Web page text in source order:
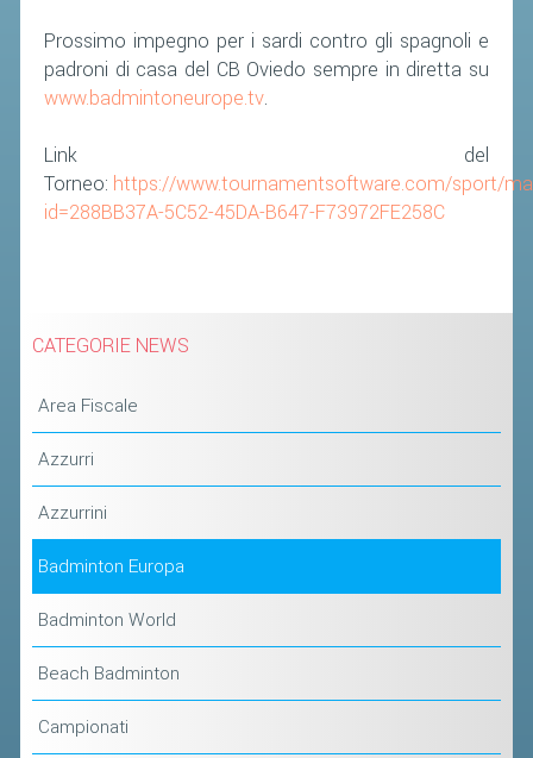
Prossimo impegno per i sardi contro gli spagnoli e
padroni di casa del CB Oviedo sempre in diretta su
www.badmintoneurope.tv.
Link del
Torneo: https://www.tournamentsoftware.com/sport/
id=288BB37A-5C52-45DA-B647-F73972FE258C
CATEGORIE NEWS
Area Fiscale
Azzurri
Azzurrini
Badminton Europa
Badminton World
Beach Badminton
Campionati